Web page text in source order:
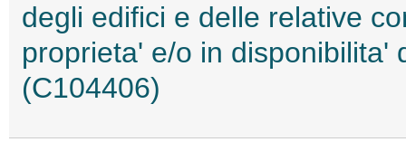
degli edifici e delle relative
proprieta' e/o in disponibilita'
(C104406)